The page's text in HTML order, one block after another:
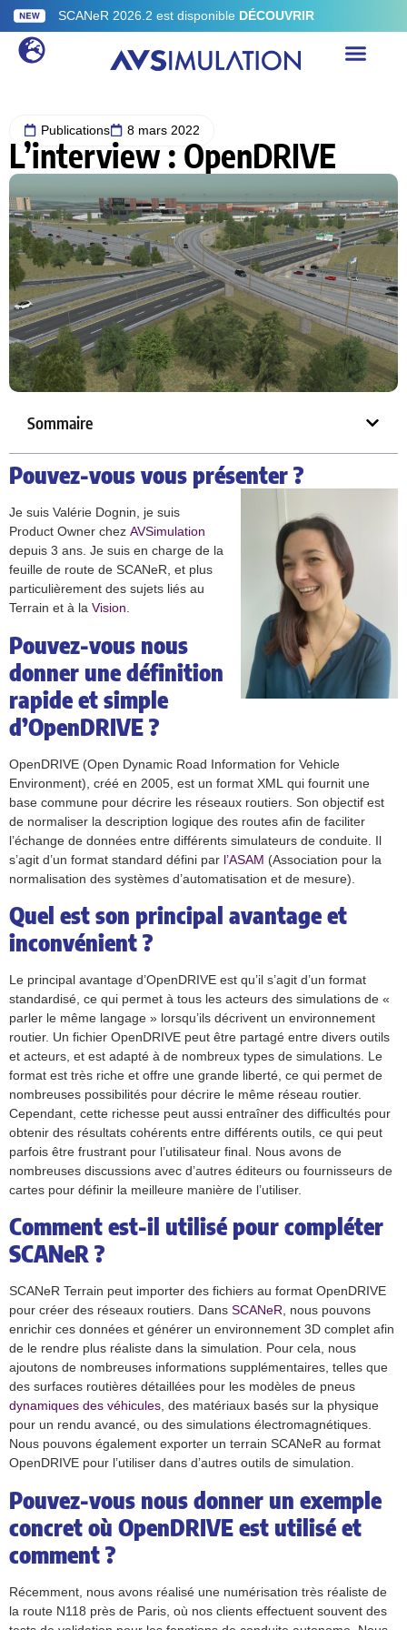
SCANeR 2026.2 est disponible DÉCOUVRIR
Publications 8 mars 2022
L’interview : OpenDRIVE
Sommaire
Pouvez-vous vous présenter ?
Je suis Valérie Dognin, je suis
Product Owner chez AVSimulation
depuis 3 ans. Je suis en charge de la
feuille de route de SCANeR, et plus
particulièrement des sujets liés au
Terrain et à la Vision.
Pouvez-vous nous
donner une définition
rapide et simple
d’OpenDRIVE ?
OpenDRIVE (Open Dynamic Road Information for Vehicle
Environment), créé en 2005, est un format XML qui fournit une
base commune pour décrire les réseaux routiers. Son objectif est
de normaliser la description logique des routes afin de faciliter
l’échange de données entre différents simulateurs de conduite. Il
s’agit d’un format standard défini par l’ASAM (Association pour la
normalisation des systèmes d’automatisation et de mesure).
Quel est son principal avantage et
inconvénient ?
Le principal avantage d’OpenDRIVE est qu’il s’agit d’un format
standardisé, ce qui permet à tous les acteurs des simulations de «
parler le même langage » lorsqu’ils décrivent un environnement
routier. Un fichier OpenDRIVE peut être partagé entre divers outils
et acteurs, et est adapté à de nombreux types de simulations. Le
format est très riche et offre une grande liberté, ce qui permet de
nombreuses possibilités pour décrire le même réseau routier.
Cependant, cette richesse peut aussi entraîner des difficultés pour
obtenir des résultats cohérents entre différents outils, ce qui peut
parfois être frustrant pour l’utilisateur final. Nous avons de
nombreuses discussions avec d’autres éditeurs ou fournisseurs de
cartes pour définir la meilleure manière de l’utiliser.
Comment est-il utilisé pour compléter
SCANeR ?
SCANeR Terrain peut importer des fichiers au format OpenDRIVE
pour créer des réseaux routiers. Dans SCANeR, nous pouvons
enrichir ces données et générer un environnement 3D complet afin
de le rendre plus réaliste dans la simulation. Pour cela, nous
ajoutons de nombreuses informations supplémentaires, telles que
des surfaces routières détaillées pour les modèles de pneus
dynamiques des véhicules, des matériaux basés sur la physique
pour un rendu avancé, ou des simulations électromagnétiques.
Nous pouvons également exporter un terrain SCANeR au format
OpenDRIVE pour l’utiliser dans d’autres outils de simulation.
Pouvez-vous nous donner un exemple
concret où OpenDRIVE est utilisé et
comment ?
Récemment, nous avons réalisé une numérisation très réaliste de
la route N118 près de Paris, où nos clients effectuent souvent des